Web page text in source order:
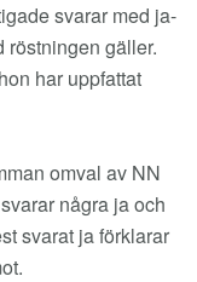
svarar med ja-
röstningen gäller.
har uppfattat
omval av NN
några ja och
svarat ja förklarar